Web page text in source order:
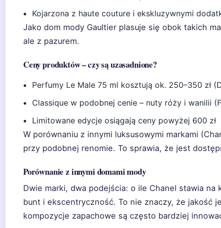
Kojarzona z haute couture i ekskluzywnymi
Jako dom mody Gaultier plasuje się obok takich
ale z pazurem.
Ceny produktów – czy są uzasadnione?
Perfumy Le Male 75 ml kosztują ok. 250–350 zł
Classique w podobnej cenie – nuty róży i wanilii
Limitowane edycje osiągają ceny powyżej 600 zł
W porównaniu z innymi luksusowymi markami
przy podobnej renomie. To sprawia, że jest
Porównanie z innymi domami mody
Dwie marki, dwa podejścia: o ile Chanel stawia na
bunt i ekscentryczność. To nie znaczy, że jakość
kompozycje zapachowe są często bardziej